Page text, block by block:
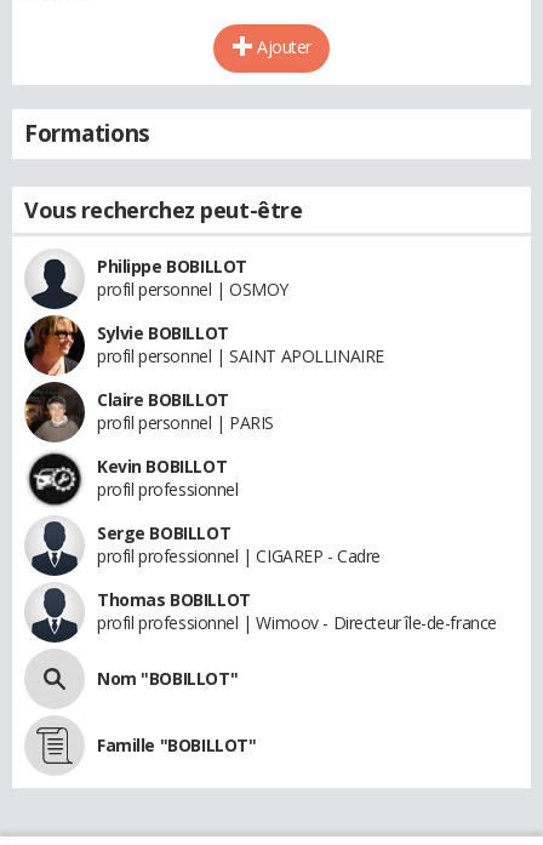
Ajouter
Formations
Vous recherchez peut-être
Philippe BOBILLOT
profil personnel | OSMOY
Sylvie BOBILLOT
profil personnel | SAINT APOLLINAIRE
Claire BOBILLOT
profil personnel | PARIS
Kevin BOBILLOT
profil professionnel
Serge BOBILLOT
profil professionnel | CIGAREP - Cadre
Thomas BOBILLOT
profil professionnel | Wimoov - Directeur île-de-france
Nom "BOBILLOT"
Famille "BOBILLOT"